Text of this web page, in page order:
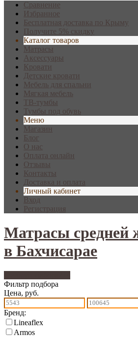
Сравнение
Избранное
Бесплатная доставка по Крыму
Получите 5% скидку
Каталог товаров
Матрасы
Аксессуары
Кровати
Детские кровати
Мебель для спальни
Мягкая мебель
ТВ-тумбы
Тумбы под обувь
Меню
Магазин
Блог
О нас
Оплата онлайн
Отзывы
Контакты
Доставка и оплата
Личный кабинет
Вход
Регистрация
Матрасы средней
в Бахчисарае
Фильтр подбора
Цена, руб.
Бренд:
Lineaflex
Armos